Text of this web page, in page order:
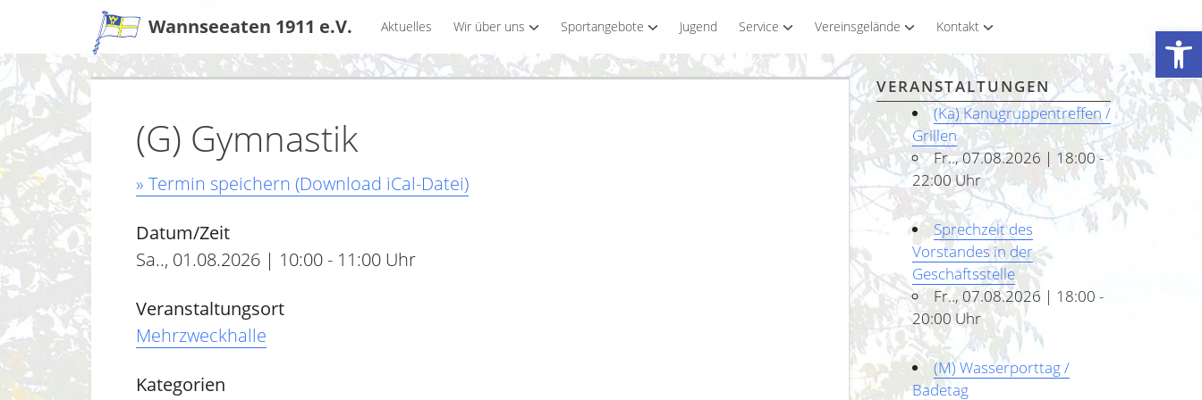
Werkzeugleiste öffnen
Wannseeaten 1911 e.V. Aktuelles Wir über uns Sportangebote Jugend Service Vereinsgelände Kontakt
(G) Gymnastik
» Termin speichern (Download iCal-Datei)
Datum/Zeit
Sa.., 01.08.2026 | 10:00 - 11:00 Uhr
Veranstaltungsort
Mehrzweckhalle
Kategorien
VERANSTALTUNGEN
(Ka) Kanugruppentreffen /
Grillen
Fr.., 07.08.2026 | 18:00 -
22:00 Uhr
Sprechzeit des
Vorstandes in der
Geschäftsstelle
Fr.., 07.08.2026 | 18:00 -
20:00 Uhr
(M) Wasserporttag /
Badetag